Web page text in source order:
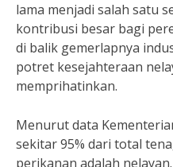
lama menjadi salah satu
kontribusi besar bagi
di balik gemerlapnya
potret kesejahteraan
memprihatinkan.
Menurut data
sekitar 95% dari total
perikanan adalah